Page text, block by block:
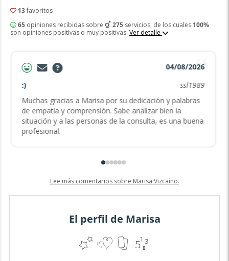
13favoritos
65opiniones recibidas sobre 275servicios, de los cuales 100%
son opiniones positivas o muy positivas. Ver detalle
04/08/2026
:)
ssl1989
Muchas gracias a Marisa por su dedicación y palabras
de empatía y comprensión. Sabe analizar bien la
situación y a las personas de la consulta, es una buena
profesional.
Lee más comentarios sobre Marisa Vizcaíno.
El perfil de Marisa